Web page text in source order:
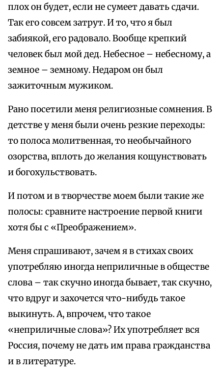
плох он будет, если не сумеет давать сдачи.
Так его совсем затрут. И то, что я был
забиякой, его радовало. Вообще крепкий
человек был мой дед. Небесное – небесному, а
земное – земному. Недаром он был
зажиточным мужиком.
Рано посетили меня религиозные сомнения. В
детстве у меня были очень резкие переходы:
то полоса молитвенная, то необычайного
озорства, вплоть до желания кощунствовать
и богохульствовать.
И потом и в творчестве моем были такие же
полосы: сравните настроение первой книги
хотя бы с «Преображением».
Меня спрашивают, зачем я в стихах своих
употребляю иногда неприличные в обществе
слова – так скучно иногда бывает, так скучно,
что вдруг и захочется что-нибудь такое
выкинуть. А, впрочем, что такое
«неприличные слова»? Их употребляет вся
Россия, почему не дать им права гражданства
и в литературе.